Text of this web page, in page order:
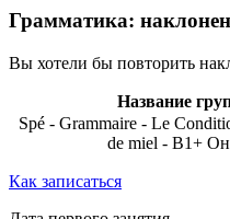
Грамматика:
Вы хотели бы повторить
Название
Spé - Grammaire - Le
de miel - B1+
Как записаться